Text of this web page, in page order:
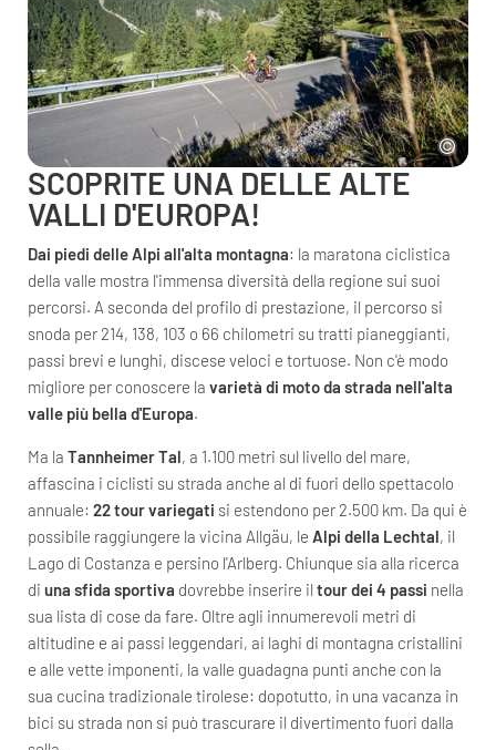
SCOPRITE UNA DELLE ALTE
VALLI D'EUROPA!
Dai piedi delle Alpi all'alta montagna: la maratona ciclistica
della valle mostra l'immensa diversità della regione sui suoi
percorsi. A seconda del profilo di prestazione, il percorso si
snoda per 214, 138, 103 o 66 chilometri su tratti pianeggianti,
passi brevi e lunghi, discese veloci e tortuose. Non c'è modo
migliore per conoscere la varietà di moto da strada nell'alta
valle più bella d'Europa.
Ma la Tannheimer Tal, a 1.100 metri sul livello del mare,
affascina i ciclisti su strada anche al di fuori dello spettacolo
annuale: 22 tour variegati si estendono per 2.500 km. Da qui è
possibile raggiungere la vicina Allgäu, le Alpi della Lechtal, il
Lago di Costanza e persino l'Arlberg. Chiunque sia alla ricerca
di una sfida sportiva dovrebbe inserire il tour dei 4 passi nella
sua lista di cose da fare. Oltre agli innumerevoli metri di
altitudine e ai passi leggendari, ai laghi di montagna cristallini
e alle vette imponenti, la valle guadagna punti anche con la
sua cucina tradizionale tirolese: dopotutto, in una vacanza in
bici su strada non si può trascurare il divertimento fuori dalla